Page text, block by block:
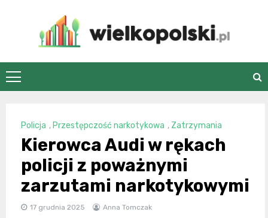
wielkopolski.pl
Policja , Przestępczość narkotykowa , Zatrzymania
Kierowca Audi w rękach
policji z poważnymi
zarzutami narkotykowymi
17 grudnia 2025 Anna Tomczak